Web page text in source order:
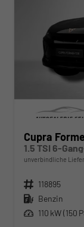
Cupra
1.5 TSI 6-
unverbindliche
Fahrzeugnr. 118895
Kraftstoff Benzin
Leistung 110 kW (150